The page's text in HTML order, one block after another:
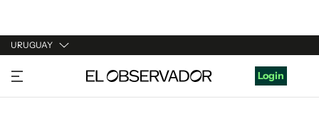
URUGUAY
URUGUAY
ARGENTINA
Login